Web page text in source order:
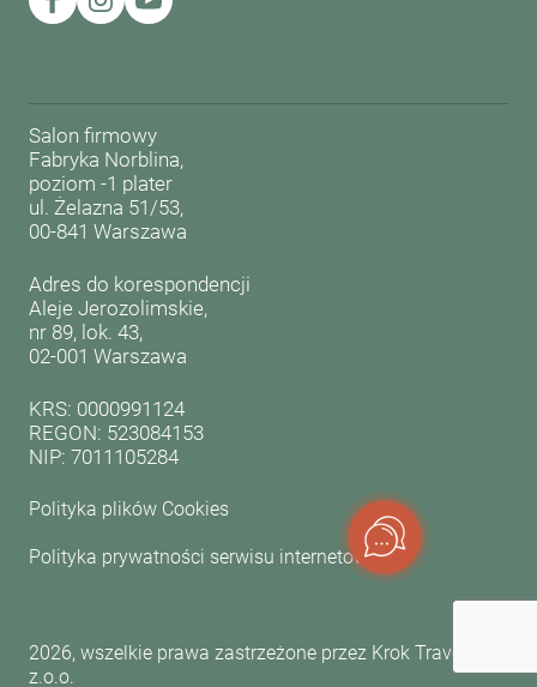
Salon firmowy
Fabryka Norblina,
poziom -1 plater
ul. Żelazna 51/53,
00-841 Warszawa
Adres do korespondencji
Aleje Jerozolimskie,
nr 89, lok. 43,
02-001 Warszawa
KRS: 0000991124
REGON: 523084153
NIP: 7011105284
Polityka plików Cookies
Polityka prywatności serwisu internetowego
2026, wszelkie prawa zastrzeżone przez Krok Travel Sp.
z.o.o.